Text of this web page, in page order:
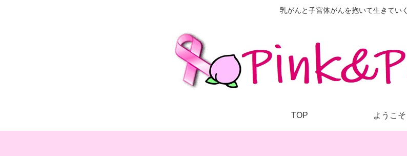
乳がんと子宮体がんを抱いて生きていく
TOP ようこそ